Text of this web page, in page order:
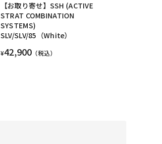
【お取り寄せ】SSH (ACTIVE
STRAT COMBINATION
SYSTEMS)
SLV/SLV/85（White）
¥42,900 （税込）